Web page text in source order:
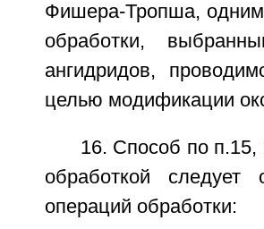
Фишера-Тропша, одним
обработки,
ангидридов,
целью модификации
16. Способ по п.15,
обработкой
операций обработки: